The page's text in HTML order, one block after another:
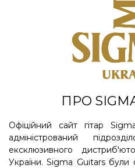
ПРО
Офіційний сайт гітар
адміністрований
ексклюзивного
України. Sigma Guitars були